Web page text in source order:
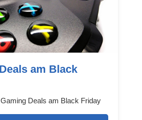
am Black
Deals am Black Friday